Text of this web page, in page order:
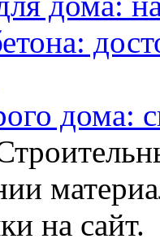
дома:
на сайт.